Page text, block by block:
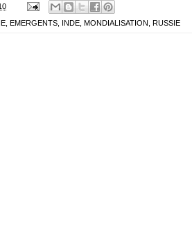
EMERGENTS INDE MONDIALISATION RUSSIE